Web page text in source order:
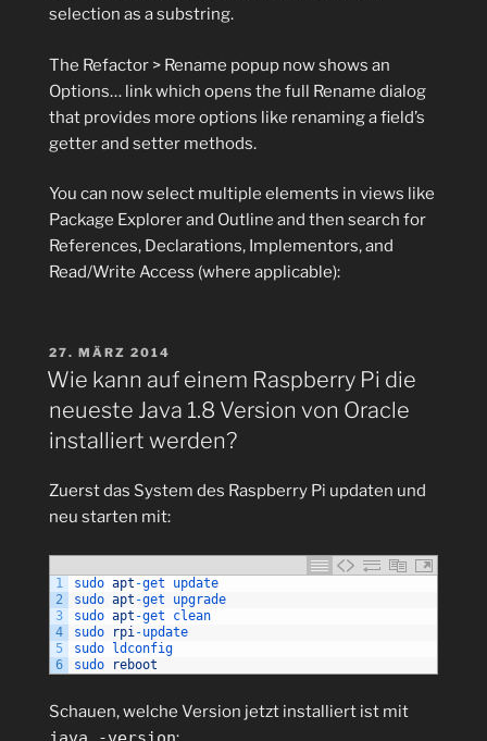
selection as a substring.
The Refactor > Rename popup now shows an
Options… link which opens the full Rename dialog
that provides more options like renaming a field’s
getter and setter methods.
You can now select multiple elements in views like
Package Explorer and Outline and then search for
References, Declarations, Implementors, and
Read/Write Access (where applicable):
VERÖFFENTLICHT
AM
27. MÄRZ 2014
Wie kann auf einem Raspberry Pi die
neueste Java 1.8 Version von Oracle
installiert werden?
Zuerst das System des Raspberry Pi updaten und
neu starten mit:
1
2
3
4
5
6
sudo apt -get update
sudo apt -get upgrade
sudo apt -get clean
sudo
rpi -update
sudo ldconfig
sudo
reboot
Schauen, welche Version jetzt installiert ist mit